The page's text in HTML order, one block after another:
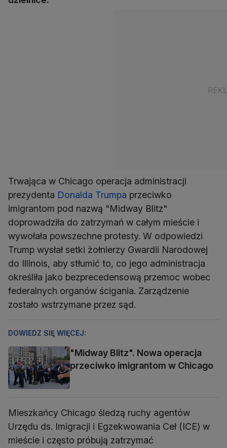
Trwająca w Chicago operacja administracji
prezydenta Donalda Trumpa przeciwko
imigrantom pod nazwą "Midway Blitz"
doprowadziła do zatrzymań w całym mieście i
wywołała powszechne protesty. W odpowiedzi
Trump wysłał setki żołnierzy Gwardii Narodowej
do Illinois, aby stłumić to, co jego administracja
określiła jako bezprecedensową przemoc wobec
federalnych organów ścigania. Zarządzenie
zostało wstrzymane przez sąd.
DOWIEDZ SIĘ WIĘCEJ:
"Midway Blitz". Nowa operacja
przeciwko imigrantom w Chicago
Mieszkańcy Chicago śledzą ruchy agentów
Urzędu ds. Imigracji i Egzekwowania Ceł (ICE) w
mieście i często próbują zatrzymać